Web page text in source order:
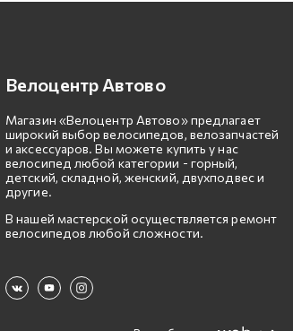
Велоцентр Автово
Магазин «Велоцентр Автово» предлагает
широкий выбор велосипедов, велозапчастей
и аксессуаров. Вы можете купить у нас
велосипед любой категории - горный,
детский, складной, женский, двухподвес и
другие.
В нашей мастерской осуществляется ремонт
велосипедов любой сложности.